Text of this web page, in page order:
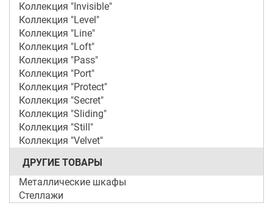
Коллекция "Invisible"
Коллекция "Level"
Коллекция "Line"
Коллекция "Loft"
Коллекция "Pass"
Коллекция "Port"
Коллекция "Protect"
Коллекция "Secret"
Коллекция "Sliding"
Коллекция "Still"
Коллекция "Velvet"
ДРУГИЕ ТОВАРЫ
Металлические шкафы
Стеллажи